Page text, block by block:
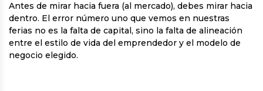
Antes de mirar hacia fuera (al mercado), debes mirar hacia
dentro. El error número uno que vemos en nuestras
ferias no es la falta de capital, sino la falta de alineación
entre el estilo de vida del emprendedor y el modelo de
negocio elegido.